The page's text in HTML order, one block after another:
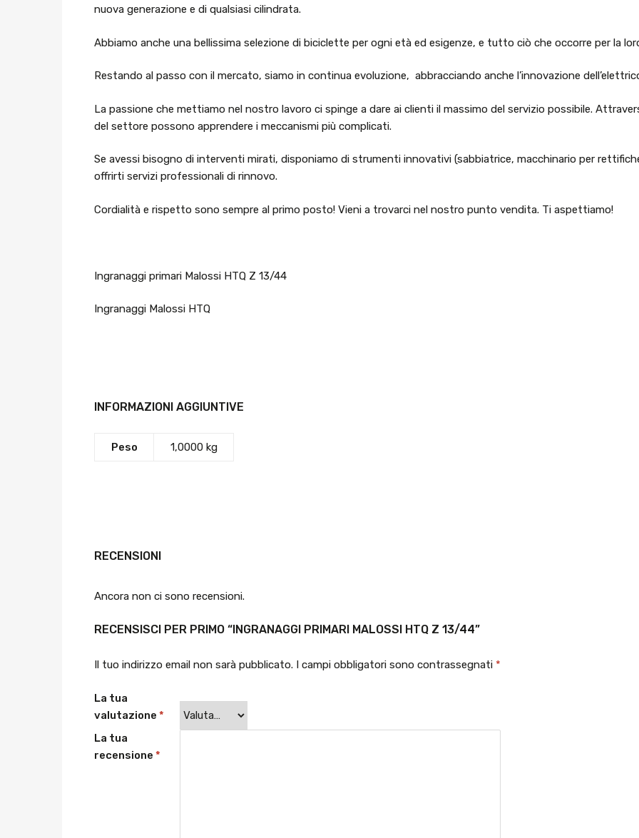
nuova generazione e di qualsiasi cilindrata.
Abbiamo anche una bellissima selezione di biciclette per ogni età ed esigenze, e tutto ciò che occorre per la
Restando al passo con il mercato, siamo in continua evoluzione, abbracciando anche l’innovazione
La passione che mettiamo nel nostro lavoro ci spinge a dare ai clienti il massimo del servizio possibile.
del settore possono apprendere i meccanismi più complicati.
Se avessi bisogno di interventi mirati, disponiamo di strumenti innovativi (sabbiatrice, macchinario per
offrirti servizi professionali di rinnovo.
Cordialità e rispetto sono sempre al primo posto! Vieni a trovarci nel nostro punto vendita. Ti aspettiamo!
Ingranaggi primari Malossi HTQ Z 13/44
Ingranaggi Malossi HTQ
INFORMAZIONI AGGIUNTIVE
Peso 1,0000 kg
RECENSIONI
Ancora non ci sono recensioni.
RECENSISCI PER PRIMO “INGRANAGGI PRIMARI MALOSSI HTQ Z 13/44”
Il tuo indirizzo email non sarà pubblicato. I campi obbligatori sono contrassegnati *
La tua
valutazione *
La tua
recensione *